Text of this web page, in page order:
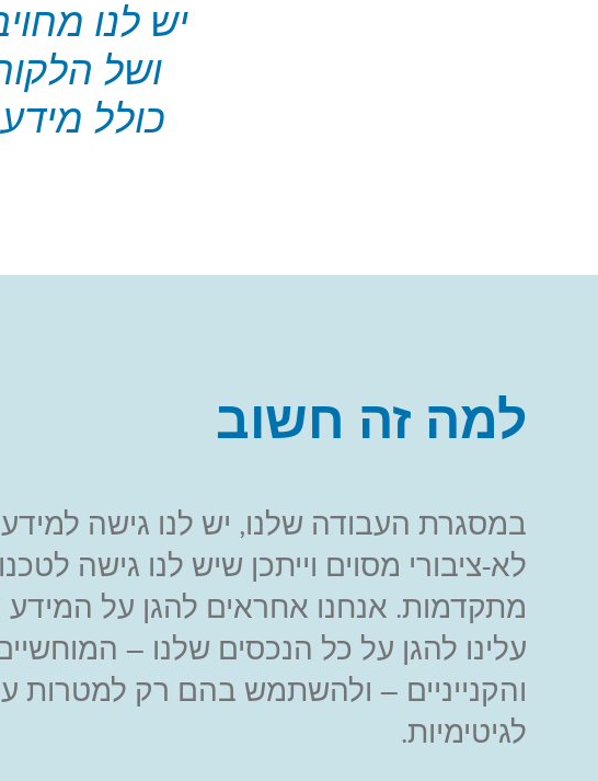
יש לנו
ושל
כולל
למה זה חשוב
במסגרת העבודה שלנו, יש לנו גישה למידע
לא-ציבורי מסוים וייתכן שיש לנו גישה
מתקדמות. אנחנו אחראים להגן על המידע
עלינו להגן על כל הנכסים שלנו –
והקנייניים – ולהשתמש בהם רק למטרות
לגיטימיות.